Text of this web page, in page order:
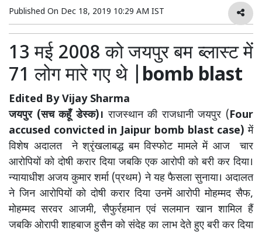
Published On Dec 18, 2019 10:29 AM IST
13 मई 2008 को जयपुर बम ब्लास्ट में
71 लोग मारे गए थे | bomb blast
Edited By Vijay Sharma
जयपुर (सच कहूँ डेस्क)।राजस्थान की राजधानी जयपुर (Four
accused convicted in Jaipur bomb blast case)में
विशेष अदालत ने श्रृंखलाबद्ध बम विस्फोट मामले में आज
चार
आरोपियों को दोषी करार दिया जबकि एक आरोपी को बरी कर दिया।
न्यायाधीश अजय कुमार शर्मा (प्रथम) ने यह फैसला सुनाया। अदालत
ने जिन आरोपियों को दोषी करार दिया उनमें आरोपी मोहम्मद सैफ,
मोहम्मद सरवर आजमी, सैफुर्रहमान एवं सलमान खान शामिल हैं
जबकि ओरापी शाहबाज हुसैन को संदेह का लाभ देते हुए बरी कर दिया